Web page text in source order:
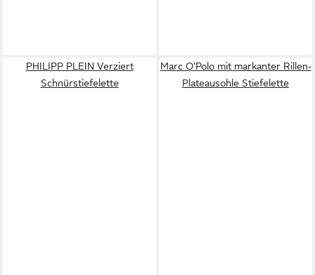
PHILIPP PLEIN Verziert
Schnürstiefelette
Marc O'Polo mit markanter Rillen-
Plateausohle Stiefelette